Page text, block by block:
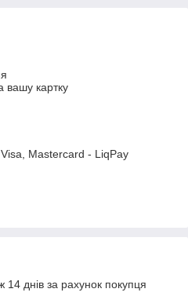
вашу картку
Mastercard - LiqPay
днів за рахунок покупця